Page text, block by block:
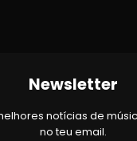
Newsletter
notícias de
no teu email.